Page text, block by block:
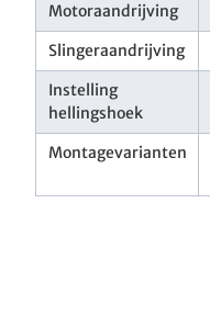
Motoraandrijving
Slingeraandrijving
Instelling
hellingshoek
Montagevarianten